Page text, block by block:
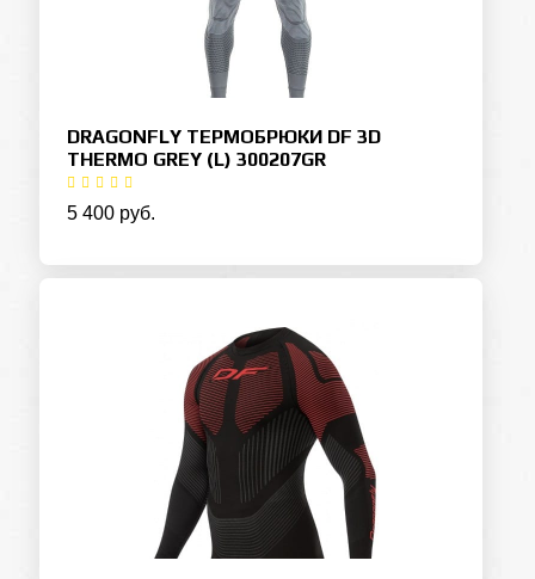
DRAGONFLY ТЕРМОБРЮКИ DF 3D
THERMO GREY (L) 300207GR
5 400 руб.